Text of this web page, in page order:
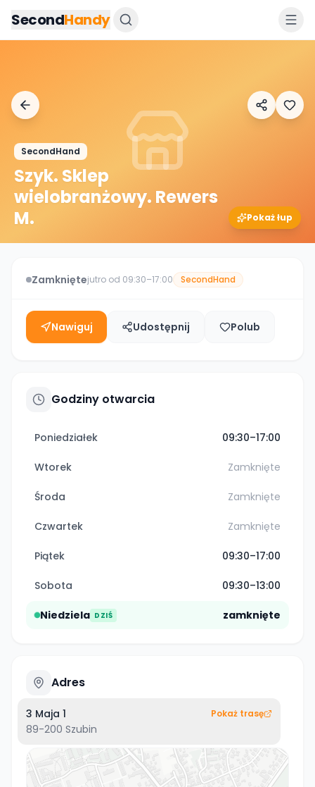
SecondHandy
SecondHand
Szyk. Sklep
wielobranżowy. Rewers
M.
Pokaż łup
Zamkniętejutro od 09:30–17:00 SecondHand
Nawiguj Udostępnij Polub
Godziny otwarcia
Poniedziałek 09:30–17:00
Wtorek Zamknięte
Środa Zamknięte
Czwartek Zamknięte
Piątek 09:30–17:00
Sobota 09:30–13:00
Niedziela DZIŚ zamknięte
Adres
3 Maja 1
89-200 Szubin
Pokaż trasę